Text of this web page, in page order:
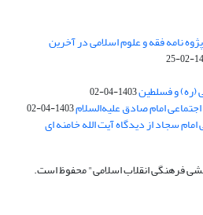
نامه فقه و علوم اسلامی در آخرین
(ره) و فسلطین1403-04-02
امام صادق علیه‌السلام1403-04-02
سجاد از دیدگاه آیت الله خامنه ای
فرهنگی انقلاب اسلامی" محفوظ است.